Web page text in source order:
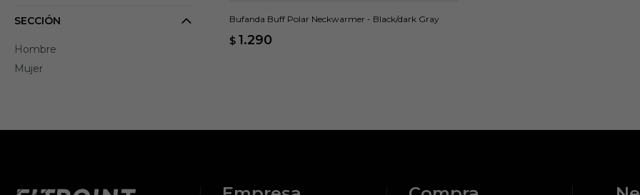
Bufanda Buff Polar Neckwarmer - Black/dark Gray
$ 1.290
SECCIÓN
Hombre
Mujer